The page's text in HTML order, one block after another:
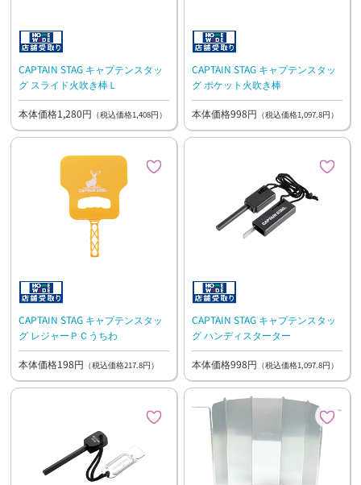
CAPTAIN STAG キャプテンスタッ
グ スライド火吹き棒Ｌ
本体価格1,280円 （税込価格1,408円）
CAPTAIN STAG キャプテンスタッ
グ ポケット火吹き棒
本体価格998円 （税込価格1,097.8円）
CAPTAIN STAG キャプテンスタッ
グ レジャーＰＣうちわ
本体価格198円 （税込価格217.8円）
CAPTAIN STAG キャプテンスタッ
グ ハンディスターター
本体価格998円 （税込価格1,097.8円）